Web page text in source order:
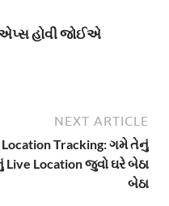
એપ્સ હોવી જોઈએ
NEXT ARTICLE
Location Tracking: ગમે તેનું
Live Location જુવો ઘરે બેઠા
બેઠા